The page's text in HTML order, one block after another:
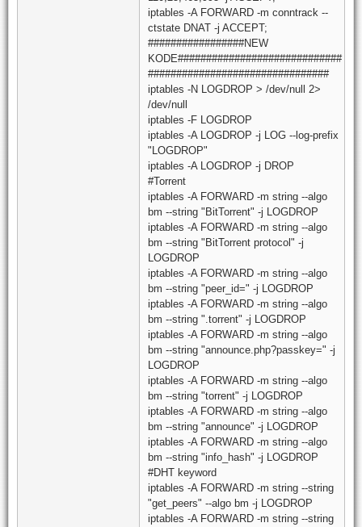
iptables -A FORWARD -m conntrack --
ctstate DNAT -j ACCEPT;
#################NEW
KODE#############################
################################
iptables -N LOGDROP > /dev/null 2>
/dev/null
iptables -F LOGDROP
iptables -A LOGDROP -j LOG --log-prefix
"LOGDROP"
iptables -A LOGDROP -j DROP
#Torrent
iptables -A FORWARD -m string --algo
bm --string "BitTorrent" -j LOGDROP
iptables -A FORWARD -m string --algo
bm --string "BitTorrent protocol" -j
LOGDROP
iptables -A FORWARD -m string --algo
bm --string "peer_id=" -j LOGDROP
iptables -A FORWARD -m string --algo
bm --string ".torrent" -j LOGDROP
iptables -A FORWARD -m string --algo
bm --string "announce.php?passkey=" -j
LOGDROP
iptables -A FORWARD -m string --algo
bm --string "torrent" -j LOGDROP
iptables -A FORWARD -m string --algo
bm --string "announce" -j LOGDROP
iptables -A FORWARD -m string --algo
bm --string "info_hash" -j LOGDROP
#DHT keyword
iptables -A FORWARD -m string --string
"get_peers" --algo bm -j LOGDROP
iptables -A FORWARD -m string --string